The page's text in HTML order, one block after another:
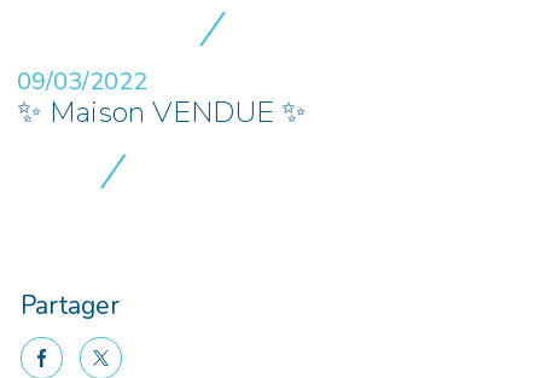
09/03/2022
✨ Maison VENDUE ✨
Partager
facebooktwitter